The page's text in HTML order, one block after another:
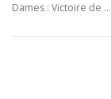
Dames : Victoire de …